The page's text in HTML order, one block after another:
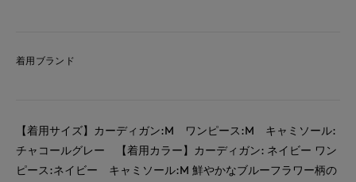
着用ブランド
【着用サイズ】カーディガン:M ワンピース:M キャミソール:
チャコールグレー 【着用カラー】カーディガン: ネイビー ワン
ピース:ネイビー キャミソール:M 鮮やかなブルーフラワー柄の